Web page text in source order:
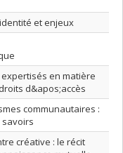
et enjeux
en matière
d&apos;accès
communautaires :
créative : le récit